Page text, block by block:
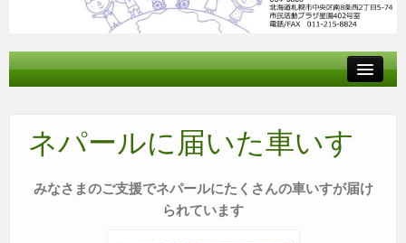
参加する
私たちの活動
ネパールに届いた車いす
みなさまのご支援でネパールにたくさんの車いすが届け
られています